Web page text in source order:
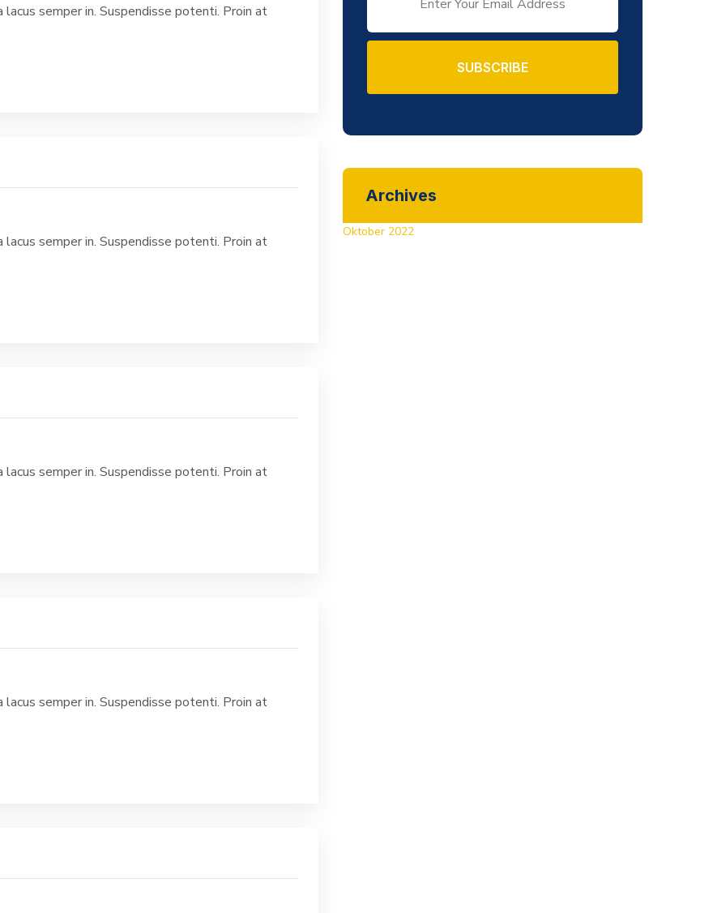
semper in. Suspendisse potenti. Proin at
semper in. Suspendisse potenti. Proin at
semper in. Suspendisse potenti. Proin at
semper in. Suspendisse potenti. Proin at
SUBSCRIBE
Archives
Oktober 2022